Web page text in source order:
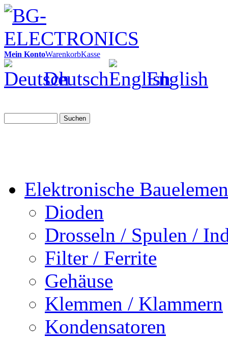
Mein KontoWarenkorbKasse
Deutsch English
Suchen
Elektronische
Dioden
Drosseln / Spulen /
Filter / Ferrite
Gehäuse
Klemmen / Klammern
Kondensatoren